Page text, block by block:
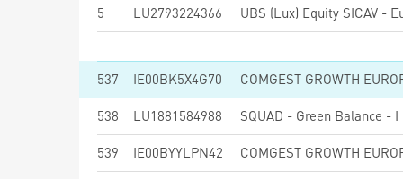
5 LU2793224366
537 IE00BK5X4G70
538 LU1881584988 SQUAD - Green Balance - I
539 IE00BYYLPN42